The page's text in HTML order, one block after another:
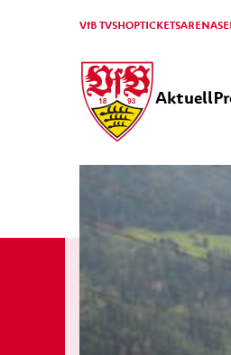
VfB TVSHOPTICKETSARENA
Aktuell